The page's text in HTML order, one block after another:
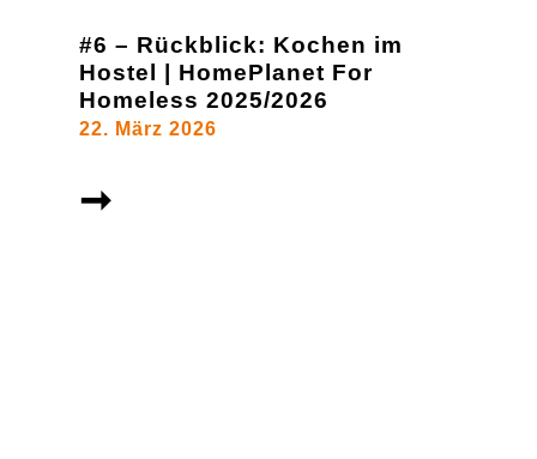
#6 – Rückblick: Kochen im
Hostel | HomePlanet For
Homeless 2025/2026
22. März 2026
➞